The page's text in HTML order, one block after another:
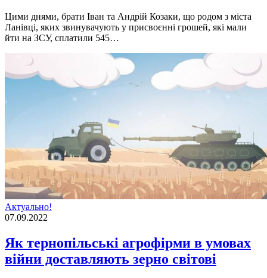
Цими днями, брати Iван та Андрiй Козаки, що родом з мiста
Ланiвцi, яких звинувачують у присвоєннi грошей, якi мали
йти на ЗСУ, сплатили 545…
Актуально!
07.09.2022
Як тернопільські агрофірми в умовах
війни доставляють зерно світові